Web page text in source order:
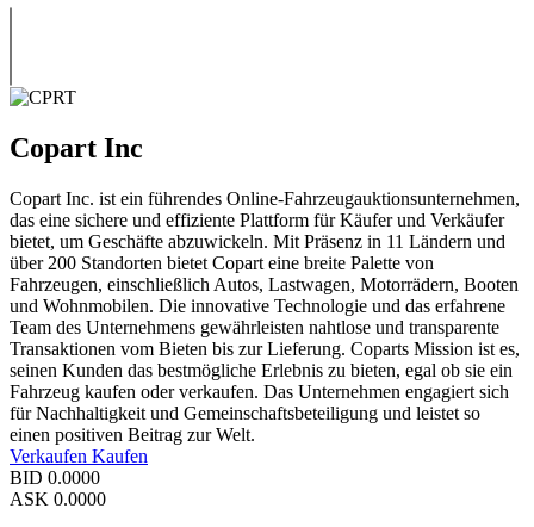
Copart Inc
Copart Inc. ist ein führendes Online-Fahrzeugauktionsunternehmen,
das eine sichere und effiziente Plattform für Käufer und Verkäufer
bietet, um Geschäfte abzuwickeln. Mit Präsenz in 11 Ländern und
über 200 Standorten bietet Copart eine breite Palette von
Fahrzeugen, einschließlich Autos, Lastwagen, Motorrädern, Booten
und Wohnmobilen. Die innovative Technologie und das erfahrene
Team des Unternehmens gewährleisten nahtlose und transparente
Transaktionen vom Bieten bis zur Lieferung. Coparts Mission ist es,
seinen Kunden das bestmögliche Erlebnis zu bieten, egal ob sie ein
Fahrzeug kaufen oder verkaufen. Das Unternehmen engagiert sich
für Nachhaltigkeit und Gemeinschaftsbeteiligung und leistet so
einen positiven Beitrag zur Welt.
Verkaufen Kaufen
BID 0.0000
ASK 0.0000